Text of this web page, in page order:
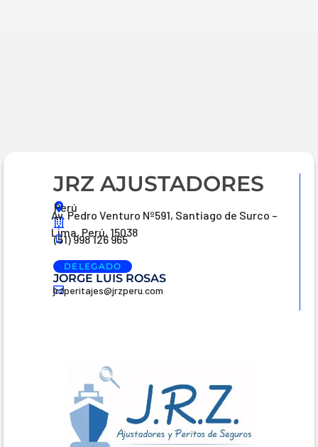
JRZ AJUSTADORES
Perú
Av. Pedro Venturo Nº591, Santiago de Surco –
Lima, Perú, 15038
(51) 998 126 965
DELEGADO
JORGE LUIS ROSAS
jrzperitajes@jrzperu.com